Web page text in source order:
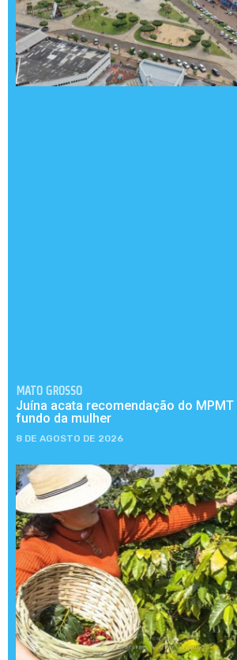
MATO GROSSO
Juína acata recomendação do
fundo da mulher
8 DE AGOSTO DE 2026